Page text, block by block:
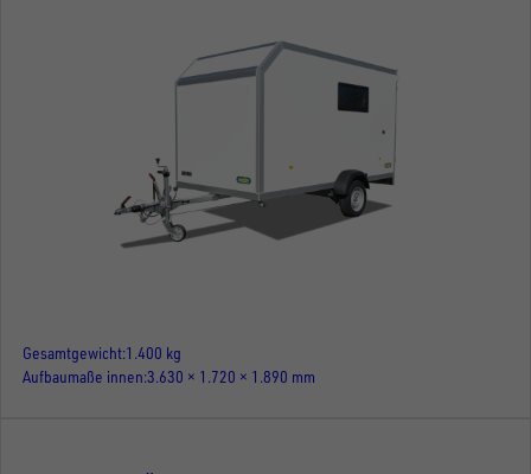
Gesamtgewicht 1.400 kg
Aufbaumaße innen 3.630 × 1.720 × 1.890 mm